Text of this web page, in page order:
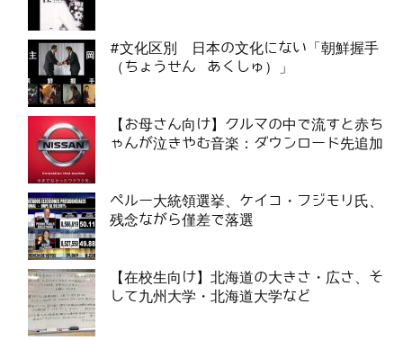
#文化区別 日本の文化にない「朝鮮握手
（ちょうせん あくしゅ）」
【お母さん向け】クルマの中で流すと赤ち
ゃんが泣きやむ音楽：ダウンロード先追加
ペルー大統領選挙、ケイコ・フジモリ氏、
残念ながら僅差で落選
【在校生向け】北海道の大きさ・広さ、そ
して九州大学・北海道大学など